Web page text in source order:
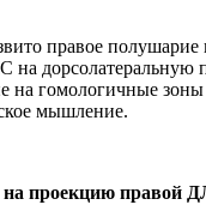
правое
на
на гомологичные
мышление.
проекцию правой